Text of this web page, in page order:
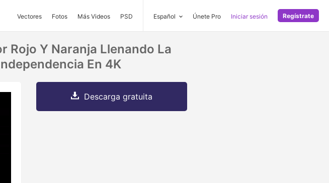
Vectores Fotos Más Videos PSD Español Únete Pro Iniciar sesión Regístrate
Rojo Y Naranja Llenando La
En 4K
Descarga gratuita